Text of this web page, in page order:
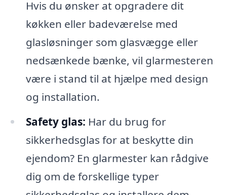
Hvis du ønsker at opgradere dit
køkken eller badeværelse med
glasløsninger som glasvægge eller
nedsænkede bænke, vil glarmesteren
være i stand til at hjælpe med design
og installation.
Safety glas: Har du brug for
sikkerhedsglas for at beskytte din
ejendom? En glarmester kan rådgive
dig om de forskellige typer